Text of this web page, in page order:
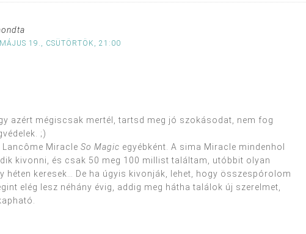
19., CSÜTÖRTÖK, 21:00
azért mégiscsak mertél, tartsd meg jó szokásodat, nem fog
;)
Lancôme Miracle So Magic egyébként. A sima Miracle mindenhol
kivonni, és csak 50 meg 100 millist találtam, utóbbit olyan
héten keresek… De ha úgyis kivonják, lehet, hogy összespórolom
elég lesz néhány évig, addig meg hátha találok új szerelmet,